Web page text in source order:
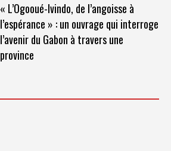
« L’Ogooué-Ivindo, de l’angoisse à
l’espérance » : un ouvrage qui interroge
l’avenir du Gabon à travers une
province